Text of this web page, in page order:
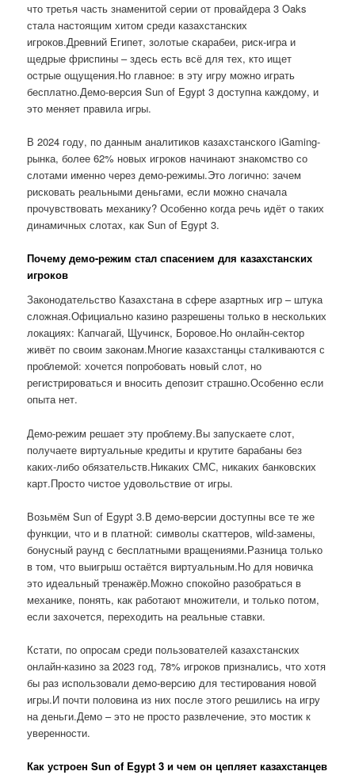
что третья часть знаменитой серии от провайдера 3 Oaks
стала настоящим хитом среди казахстанских
игроков.Древний Египет, золотые скарабеи, риск-игра и
щедрые фриспины – здесь есть всё для тех, кто ищет
острые ощущения.Но главное: в эту игру можно играть
бесплатно.Демо-версия Sun of Egypt 3 доступна каждому, и
это меняет правила игры.
В 2024 году, по данным аналитиков казахстанского iGaming-
рынка, более 62% новых игроков начинают знакомство со
слотами именно через демо-режимы.Это логично: зачем
рисковать реальными деньгами, если можно сначала
прочувствовать механику? Особенно когда речь идёт о таких
динамичных слотах, как Sun of Egypt 3.
Почему демо-режим стал спасением для казахстанских
игроков
Законодательство Казахстана в сфере азартных игр – штука
сложная.Официально казино разрешены только в нескольких
локациях: Капчагай, Щучинск, Боровое.Но онлайн-сектор
живёт по своим законам.Многие казахстанцы сталкиваются с
проблемой: хочется попробовать новый слот, но
регистрироваться и вносить депозит страшно.Особенно если
опыта нет.
Демо-режим решает эту проблему.Вы запускаете слот,
получаете виртуальные кредиты и крутите барабаны без
каких-либо обязательств.Никаких СМС, никаких банковских
карт.Просто чистое удовольствие от игры.
Возьмём Sun of Egypt 3.В демо-версии доступны все те же
функции, что и в платной: символы скаттеров, wild-замены,
бонусный раунд с бесплатными вращениями.Разница только
в том, что выигрыш остаётся виртуальным.Но для новичка
это идеальный тренажёр.Можно спокойно разобраться в
механике, понять, как работают множители, и только потом,
если захочется, переходить на реальные ставки.
Кстати, по опросам среди пользователей казахстанских
онлайн-казино за 2023 год, 78% игроков признались, что хотя
бы раз использовали демо-версию для тестирования новой
игры.И почти половина из них после этого решились на игру
на деньги.Демо – это не просто развлечение, это мостик к
уверенности.
Как устроен Sun of Egypt 3 и чем он цепляет казахстанцев